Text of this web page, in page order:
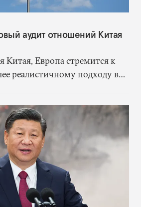
аудит отношений Китая
Китая, Европа стремится к
реалистичному подходу в